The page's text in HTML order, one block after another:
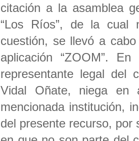
citación a la asamblea
“Los Ríos”, de la cual
cuestión, se llevó a
aplicación “ZOOM”.
representante legal del
Vidal Oñate, niega
mencionada institución,
del presente recurso, por